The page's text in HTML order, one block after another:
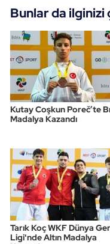
Bunlar da ilginizi
Kutay Coşkun Poreč’te
Madalya Kazandı
Tarık Koç WKF Dünya
Ligi'nde Altın Madalya